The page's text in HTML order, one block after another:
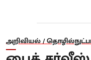
அறிவியல் /